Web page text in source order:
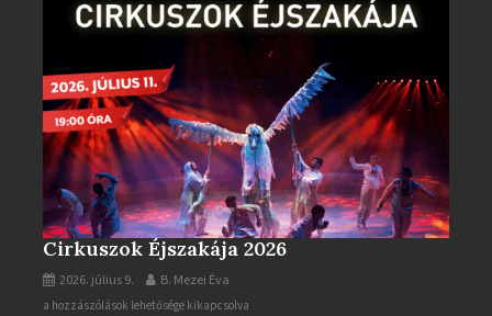
Cirkuszok Éjszakája 2026
2026. július 9. B. Mezei Éva
Cirkuszok
a hozzászólások lehetősége kikapcsolva